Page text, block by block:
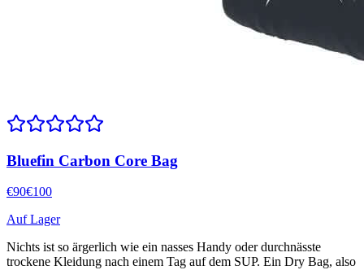
Bluefin Carbon Core Bag
€90€100
Auf Lager
Nichts ist so ärgerlich wie ein nasses Handy oder durchnässte
trockene Kleidung nach einem Tag auf dem SUP. Ein Dry Bag, also